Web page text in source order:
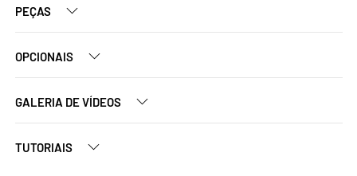
PEÇAS
OPCIONAIS
GALERIA DE VÍDEOS
TUTORIAIS